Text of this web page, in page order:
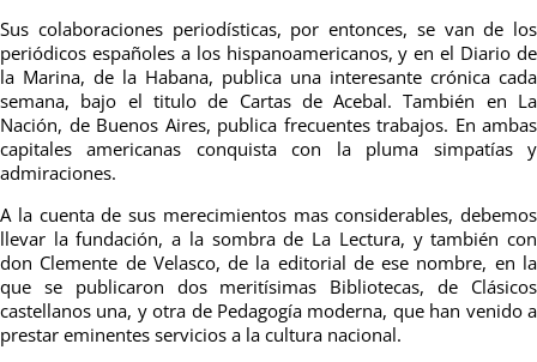
Sus colaboraciones periodísticas, por entonces, se van de los
periódicos españoles a los hispanoamericanos, y en el Diario de
la Marina, de la Habana, publica una interesante crónica cada
semana, bajo el titulo de Cartas de Acebal. También en La
Nación, de Buenos Aires, publica frecuentes trabajos. En ambas
capitales americanas conquista con la pluma simpatías y
admiraciones.
A la cuenta de sus merecimientos mas considerables, debemos
llevar la fundación, a la sombra de La Lectura, y también con
don Clemente de Velasco, de la editorial de ese nombre, en la
que se publicaron dos meritísimas Bibliotecas, de Clásicos
castellanos una, y otra de Pedagogía moderna, que han venido a
prestar eminentes servicios a la cultura nacional.